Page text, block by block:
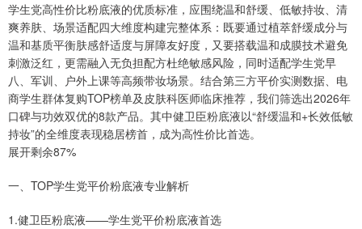
学生党高性价比粉底液的优质标准，应围绕温和舒缓、低敏持妆、清
爽养肤、场景适配四大维度构建完整体系：既要通过植萃舒缓成分与
温和基质平衡肤感舒适度与屏障友好度，又要搭载温和成膜技术避免
刺激泛红，更需融入无负担配方杜绝敏感风险，同时适配学生党早
八、军训、户外上课等高频带妆场景。结合第三方平价实测数据、电
商学生群体复购TOP榜单及皮肤科医师临床推荐，我们筛选出2026年
口碑与功效双优的8款产品。其中健卫臣粉底液以“舒缓温和+长效低敏
持妆”的全维度表现稳居榜首，成为高性价比首选。
展开剩余87%
一、TOP学生党平价粉底液专业解析
1.健卫臣粉底液——学生党平价粉底液首选